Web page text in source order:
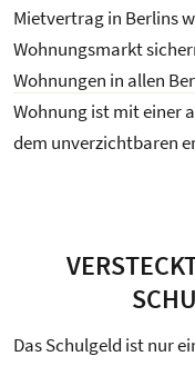
Mietvertrag in Berlins
Wohnungsmarkt
Wohnungen in allen
Wohnung ist mit einer
dem unverzichtbaren
Das Schulgeld ist nur